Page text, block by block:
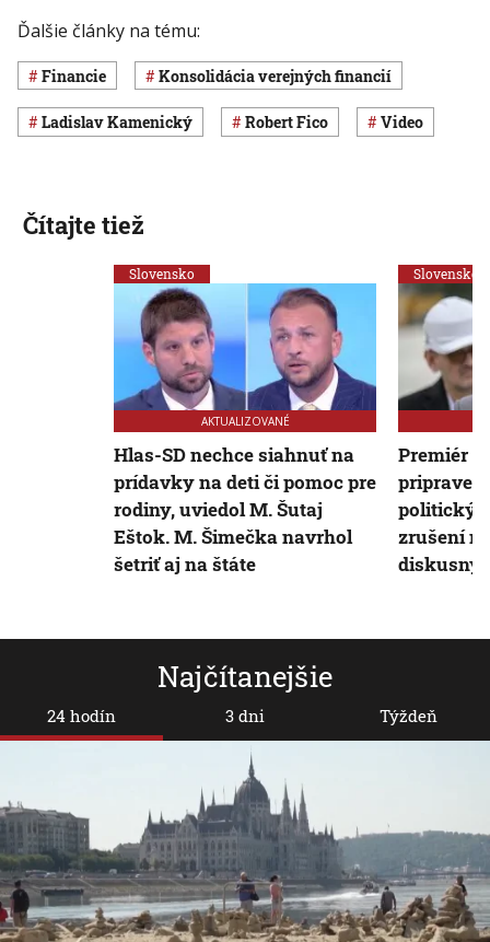
Ďalšie články na tému:
Financie konsolidácia verejných financií
Ladislav Kamenický Robert Fico Video
Najčítanejšie
24 hodín 3 dni Týždeň
Čítajte tiež
Slovensko
AKTUALIZOVANÉ
Hlas-SD nechce siahnuť na
prídavky na deti či pomoc pre
rodiny, uviedol M. Šutaj
Eštok. M. Šimečka navrhol
šetriť aj na štáte
Slovensko
Premiér
zrušení